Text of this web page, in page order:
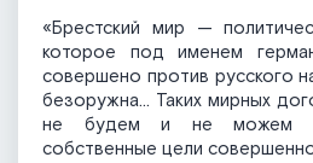
«Брестский мир —
которое под именем
совершено против русского
безоружна… Таких мирных
не будем и не можем
собственные цели